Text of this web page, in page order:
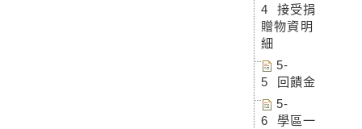
4 接受捐
贈物資明
細
5-
5 回饋金
5-
6 學區一